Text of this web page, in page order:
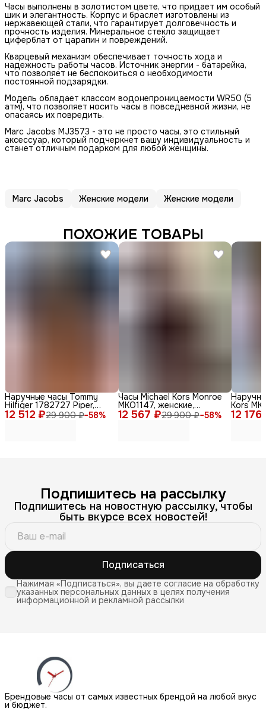
Часы выполнены в золотистом цвете, что придает им особый
шик и элегантность. Корпус и браслет изготовлены из
нержавеющей стали, что гарантирует долговечность и
прочность изделия. Минеральное стекло защищает
циферблат от царапин и повреждений.
Кварцевый механизм обеспечивает точность хода и
надежность работы часов. Источник энергии - батарейка,
что позволяет не беспокоиться о необходимости
постоянной подзарядки.
Модель обладает классом водонепроницаемости WR50 (5
атм), что позволяет носить часы в повседневной жизни, не
опасаясь их повредить.
Marc Jacobs MJ3573 - это не просто часы, это стильный
аксессуар, который подчеркнет вашу индивидуальность и
станет отличным подарком для любой женщины.
Marc Jacobs Женские модели Женские модели
ПОХОЖИЕ ТОВАРЫ
12 512 ₽29 900 ₽−58%
Наручные часы Tommy
Hilfiger 1782727 Piper,
женские, кварцевые,
нержавеющая сталь,
12 567 ₽29 900 ₽−58%
Часы Michael Kors Monroe
MKO1147, женские,
кварцевые, дизайн Zebra
Print
12 176
Kors
Подпишитесь на рассылку
Подпишитесь на новостную рассылку, чтобы
быть вкурсе всех новостей!
Подписаться
Нажимая «Подписаться», вы даете согласие на обработку
указанных персональных данных в целях получения
информационной и рекламной рассылки
Брендовые часы от самых известных брендой на любой вкус
и бюджет.